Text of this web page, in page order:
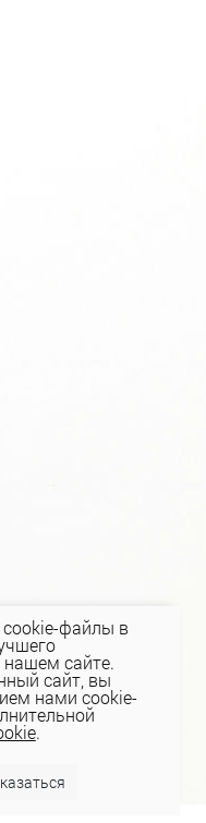
cookie-файлы в
нашем сайте.
сайт, вы
нами cookie-
.